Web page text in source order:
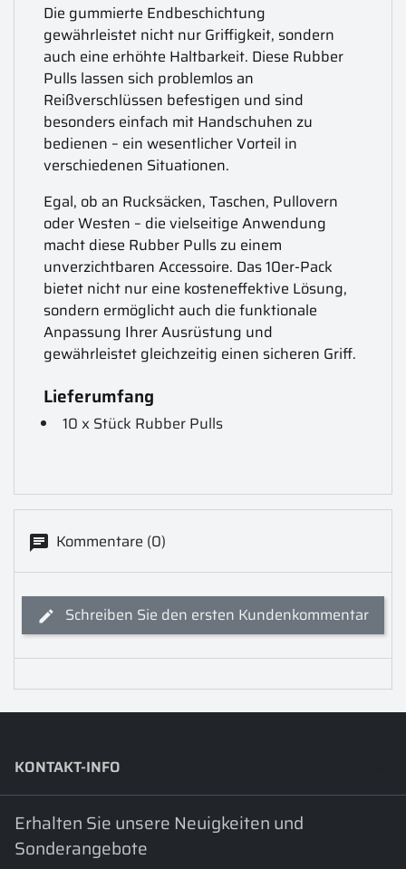
Die gummierte Endbeschichtung
gewährleistet nicht nur Griffigkeit, sondern
auch eine erhöhte Haltbarkeit. Diese Rubber
Pulls lassen sich problemlos an
Reißverschlüssen befestigen und sind
besonders einfach mit Handschuhen zu
bedienen – ein wesentlicher Vorteil in
verschiedenen Situationen.
Egal, ob an Rucksäcken, Taschen, Pullovern
oder Westen – die vielseitige Anwendung
macht diese Rubber Pulls zu einem
unverzichtbaren Accessoire. Das 10er-Pack
bietet nicht nur eine kosteneffektive Lösung,
sondern ermöglicht auch die funktionale
Anpassung Ihrer Ausrüstung und
gewährleistet gleichzeitig einen sicheren Griff.
Lieferumfang
10 x Stück Rubber Pulls
Kommentare (0)
Schreiben Sie den ersten Kundenkommentar
KONTAKT-INFO
Erhalten Sie unsere Neuigkeiten und
Sonderangebote